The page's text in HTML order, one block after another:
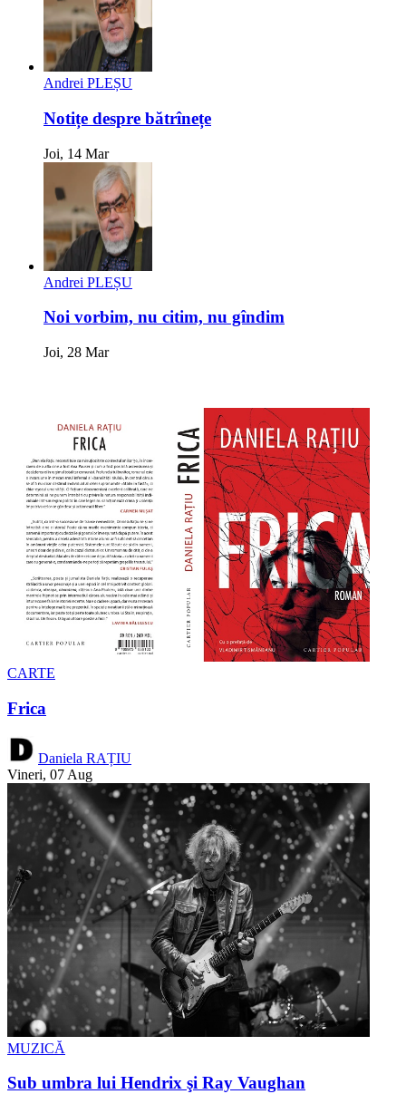
Andrei PLEȘU
Notițe despre bătrînețe
Joi, 14 Mar
Andrei PLEȘU
Noi vorbim, nu citim, nu gîndim
Joi, 28 Mar
CARTE
Frica
Daniela RAȚIU
Vineri, 07 Aug
MUZICĂ
Sub umbra lui Hendrix şi Ray Vaughan